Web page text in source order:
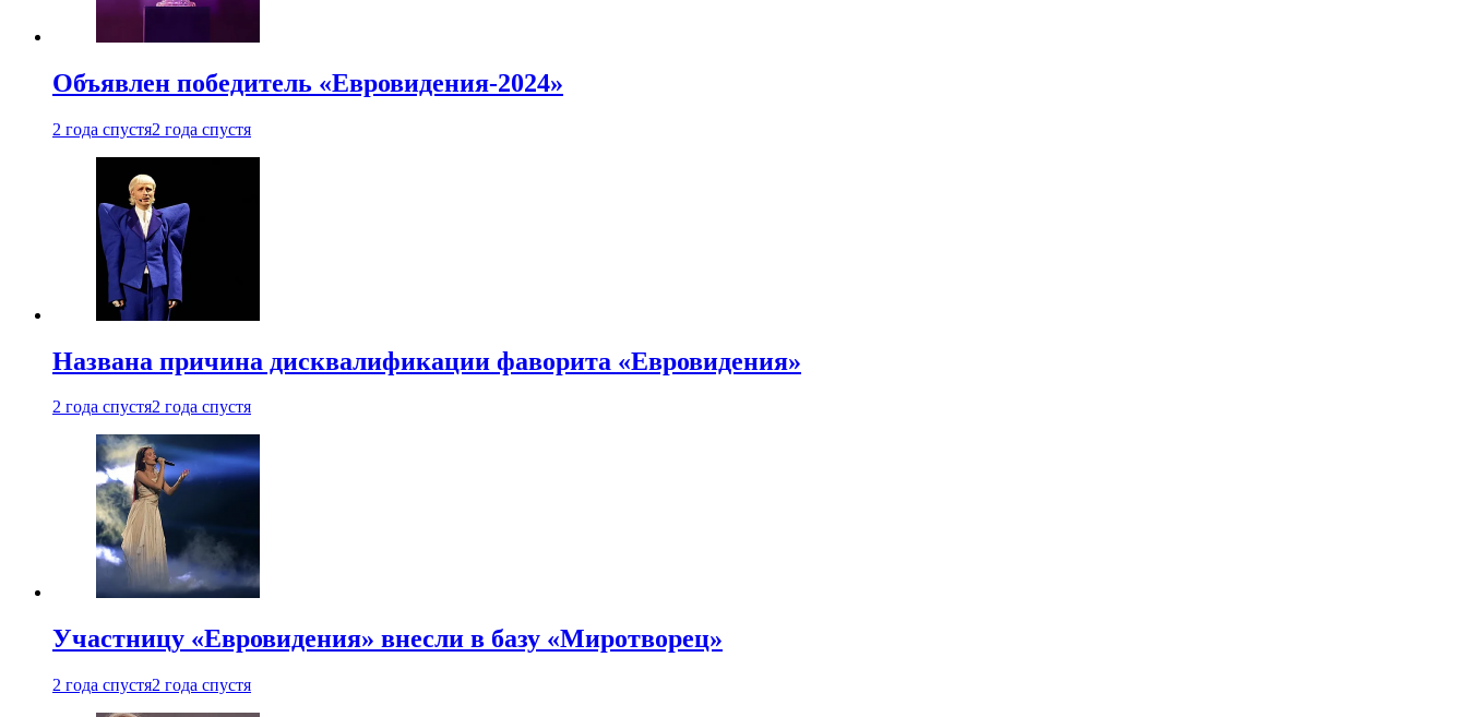
Объявлен победитель «Евровидения-2024»
2 года спустя2 года спустя
Названа причина дисквалификации фаворита «Евровидения»
2 года спустя2 года спустя
Участницу «Евровидения» внесли в базу «Миротворец»
2 года спустя2 года спустя